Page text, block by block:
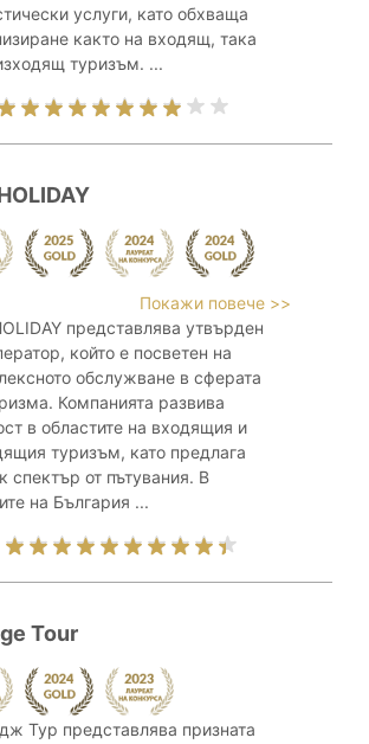
услуги, като обхваща
както на входящ, така
туризъм. ...
Покажи повече >>
представлява утвърден
който е посветен на
обслужване в сферата
Компанията развива
в областите на входящия и
туризъм, като предлага
спектър от пътувания. В
на България ...
Tour
Тур представлява призната